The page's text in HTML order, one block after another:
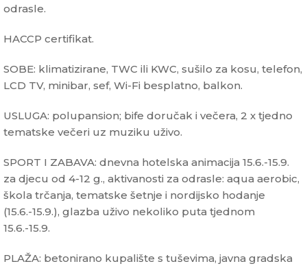
odrasle.
HACCP certifikat.
SOBE: klimatizirane, TWC ili KWC, sušilo za kosu, telefon,
LCD TV, minibar, sef, Wi-Fi besplatno, balkon.
USLUGA: polupansion; bife doručak i večera, 2 x tjedno
tematske večeri uz muziku uživo.
SPORT I ZABAVA: dnevna hotelska animacija 15.6.-15.9.
za djecu od 4-12 g., aktivanosti za odrasle: aqua aerobic,
škola trčanja, tematske šetnje i nordijsko hodanje
(15.6.-15.9.), glazba uživo nekoliko puta tjednom
15.6.-15.9.
PLAŽA: betonirano kupalište s tuševima, javna gradska